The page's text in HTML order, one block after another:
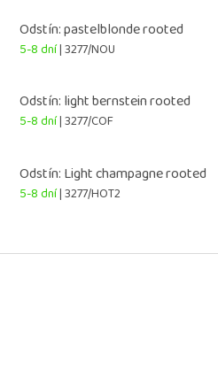
Odstín: pastelblonde rooted
5-8 dní| 3277/NOU
Odstín: light bernstein rooted
5-8 dní| 3277/COF
Odstín: Light champagne rooted
5-8 dní| 3277/HOT2